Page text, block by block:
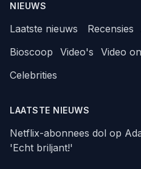
NIEUWS
Laatste nieuws Recensies
Bioscoop
Video's Video
Celebrities
LAATSTE NIEUWS
Netflix-abonnees dol op
'Echt briljant!'